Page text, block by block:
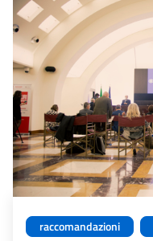
raccomandazioni